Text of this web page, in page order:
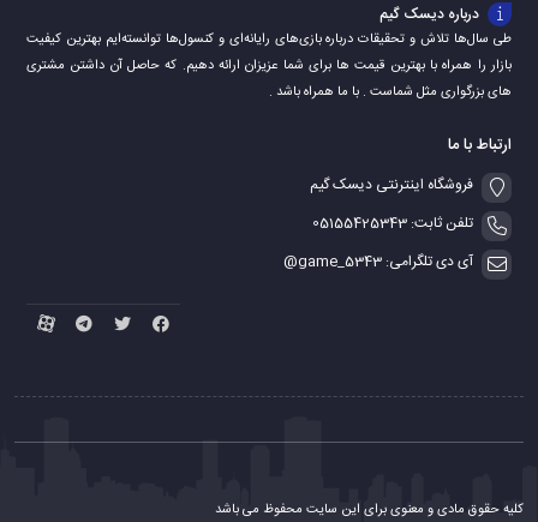
درباره دیسک گیم
طی سال‌ها تلاش و تحقیقات درباره بازی‌های رایانه‌ای و کنسول‌ها توانسته‌ایم بهترین کیفیت
بازار را همراه با بهترین قیمت ها برای شما عزیزان ارائه دهیم. که حاصل آن داشتن مشتری
های بزرگواری مثل شماست . با ما همراه باشد .
ارتباط با ما
فروشگاه اینترنتی دیسک گیم
تلفن ثابت: 05155425343
آی دی تلگرامی: game_5343@
کلیه حقوق مادی و معنوی برای این سایت محفوظ می باشد